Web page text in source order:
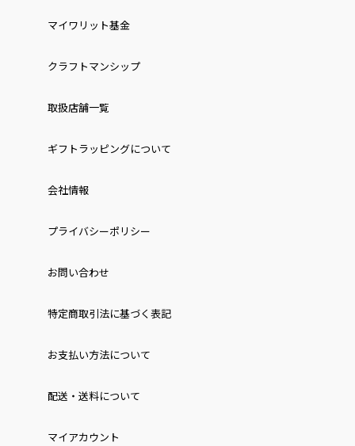
マイワリット基金
クラフトマンシップ
取扱店舗一覧
ギフトラッピングについて
会社情報
プライバシーポリシー
お問い合わせ
特定商取引法に基づく表記
お⽀払い⽅法について
配送・送料について
マイアカウント